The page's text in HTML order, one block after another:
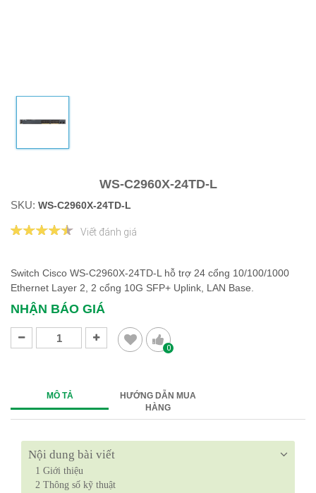
WS-C2960X-24TD-L
SKU: WS-C2960X-24TD-L
Viết đánh giá
Switch Cisco WS-C2960X-24TD-L hỗ trợ 24 cổng 10/100/1000
Ethernet Layer 2, 2 cổng 10G SFP+ Uplink, LAN Base.
NHẬN BÁO GIÁ
0
MÔ TẢ
HƯỚNG DẪN MUA
HÀNG
Nội dung bài viết
1 Giới thiệu
2 Thông số kỹ thuật